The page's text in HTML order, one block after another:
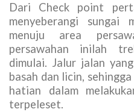
Dari Check point
menyeberangi sungai
menuju area
persawahan inilah
dimulai. Jalur jalan
basah dan licin,
hatian dalam
terpeleset.